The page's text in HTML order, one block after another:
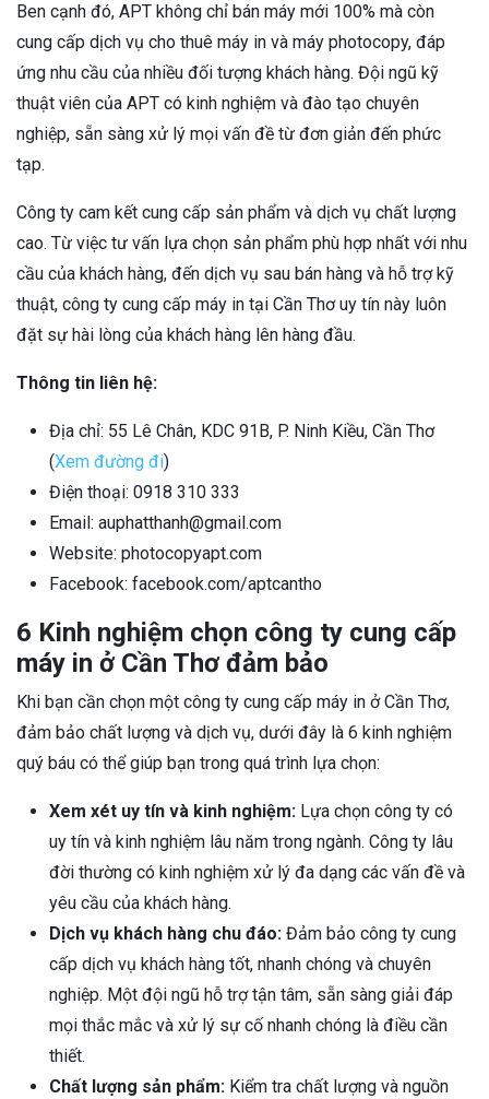
Ben cạnh đó, APT không chỉ bán máy mới 100% mà còn
cung cấp dịch vụ cho thuê máy in và máy photocopy, đáp
ứng nhu cầu của nhiều đối tượng khách hàng. Đội ngũ kỹ
thuật viên của APT có kinh nghiệm và đào tạo chuyên
nghiệp, sẵn sàng xử lý mọi vấn đề từ đơn giản đến phức
tạp.
Công ty cam kết cung cấp sản phẩm và dịch vụ chất lượng
cao. Từ việc tư vấn lựa chọn sản phẩm phù hợp nhất với nhu
cầu của khách hàng, đến dịch vụ sau bán hàng và hỗ trợ kỹ
thuật, công ty cung cấp máy in tại Cần Thơ uy tín này luôn
đặt sự hài lòng của khách hàng lên hàng đầu.
Thông tin liên hệ:
Địa chỉ: 55 Lê Chân, KDC 91B, P. Ninh Kiều, Cần Thơ
(Xem đường đi)
Điện thoại: 0918 310 333
Email: auphatthanh@gmail.com
Website: photocopyapt.com
Facebook: facebook.com/aptcantho
6 Kinh nghiệm chọn công ty cung cấp
máy in ở Cần Thơ đảm bảo
Khi bạn cần chọn một công ty cung cấp máy in ở Cần Thơ,
đảm bảo chất lượng và dịch vụ, dưới đây là 6 kinh nghiệm
quý báu có thể giúp bạn trong quá trình lựa chọn:
Xem xét uy tín và kinh nghiệm: Lựa chọn công ty có
uy tín và kinh nghiệm lâu năm trong ngành. Công ty lâu
đời thường có kinh nghiệm xử lý đa dạng các vấn đề và
yêu cầu của khách hàng.
Dịch vụ khách hàng chu đáo: Đảm bảo công ty cung
cấp dịch vụ khách hàng tốt, nhanh chóng và chuyên
nghiệp. Một đội ngũ hỗ trợ tận tâm, sẵn sàng giải đáp
mọi thắc mắc và xử lý sự cố nhanh chóng là điều cần
thiết.
Chất lượng sản phẩm: Kiểm tra chất lượng và nguồn